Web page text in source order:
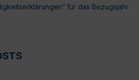
für das Bezugsjahr